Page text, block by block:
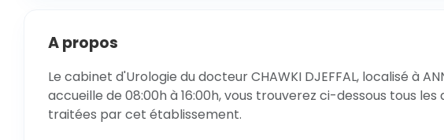
A propos
Le cabinet d'Urologie du docteur CHAWKI DJEFFAL, localisé à
accueille de 08:00h à 16:00h, vous trouverez ci-dessous tous
traitées par cet établissement.